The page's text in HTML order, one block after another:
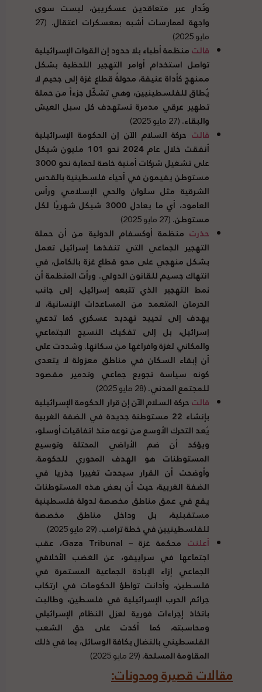
وتُدار عبر متعاقدين عسكريين، ليست سوى
واجهة لممارسات أشبه بمعسكرات اعتقال.
(27
مايو 2025)
قالتمنظمة أطباء بلا حدود إن القوات الإسرائيلية
تواصل استخدام أوامر التهجير اللحظية بشكل
ممنهج كأداة عنيفة، محولةً قطاع غزة إلى جحيم لا
يُطاق للفلسطينيين، وهي تشكّل جزءاً من حملة
تطهير عرقي مدمرة تستهدف كل سبل العيش
والبقاء.(27 مايو 2025)
قالت حركة السلام الآن إن الحكومة الإسرائيلية
أنفقت خلال عام 2024 نحو 101 مليون شيكل
على تشغيل شركات أمنية خاصة لحماية نحو3000
مستوطن يقيمون في أحياء فلسطينية بالقدس
الشرقية مثل سلوان والحي الإسلامي ورأس
العامود، أي ما يعادل 3000 شيكل شهريًا لكل
مستوطن.(27 مايو 2025)
حذرت منظمة أوكسفام الدولية من أن حملة
التهجير الجماعي التي تنفذها إسرائيل تعمل
بشكل منهجي على محو قطاع غزة بالكامل، في
انتهاك جسيم للقانون الدولي. ورأت المنظمة أن
نمط التهجير الذي تتبعه إسرائيل، إلى جانب
الحرمان المتعمد من المساعدات الإنسانية، لا
يهدف إلى تحييد تهديد عسكري كما تدعي
إسرائيل، بل إلى تفكيك النسيج الاجتماعي
والمكاني لغزة وافراغها من سكانها.وشددت على
أن إبقاء السكان في مناطق معزولة لا يتعدى
كونه سياسة تجويع جماعي وتدمير مقصود
للمجتمع المدني.(28 مايو 2025)
قالتحركة السلام الآن إن قرار الحكومة الإسرائيلية
بإنشاء 22 مستوطنة جديدة في الضفة الغربية
يُعد التحرك الأوسع من نوعه منذ اتفاقيات أوسلو،
ويؤكد أن ضم الأراضي المحتلة وتوسيع
المستوطنات هو الهدف المحوري للحكومة.
وأوضحت أن القرار سيحدث تغييرا جذريا في
الضفة الغربية، حيث أن بعض هذه المستوطنات
يقع في عمق مناطق مخصصة لدولة فلسطينية
مستقبلية، بل وداخل مناطق مخصصة
للفلسطينيين في خطة ترامب.(29 مايو 2025)
أعلنت محكمة غزة –
Gaza Tribunal، عقب
اجتماعها في سراييفو، عن الغضب الأخلاقي
الجماعي إزاء الإبادة الجماعية المستمرة في
فلسطين، وأدانت تواطؤ الحكومات في ارتكاب
جرائم الحرب الإسرائيلية في فلسطين، وطالبت
باتخاذ إجراءات فورية لعزل النظام الإسرائيلي
ومحاسبته، كما أكدت على حق الشعب
الفلسطيني بالنضال بكافة الوسائل، بما في ذلك
المقاومة المسلحة.(29 مايو 2025)
مقالات قصيرة ومدونات: